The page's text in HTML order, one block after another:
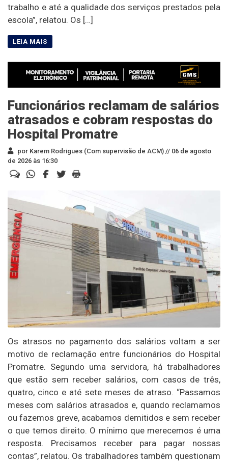
trabalho e até a qualidade dos serviços prestados pela
escola”, relatou. Os […]
Funcionários reclamam de salários
atrasados e cobram respostas do
Hospital Promatre
por Karem Rodrigues (Com supervisão de ACM) // 06 de agosto
de 2026 às 16:30
Os atrasos no pagamento dos salários voltam a ser
motivo de reclamação entre funcionários do Hospital
Promatre. Segundo uma servidora, há trabalhadores
que estão sem receber salários, com casos de três,
quatro, cinco e até sete meses de atraso. “Passamos
meses com salários atrasados e, quando reclamamos
ou fazemos greve, acabamos demitidos e sem receber
o que temos direito. O mínimo que merecemos é uma
resposta. Precisamos receber para pagar nossas
contas”, relatou. Os trabalhadores também questionam